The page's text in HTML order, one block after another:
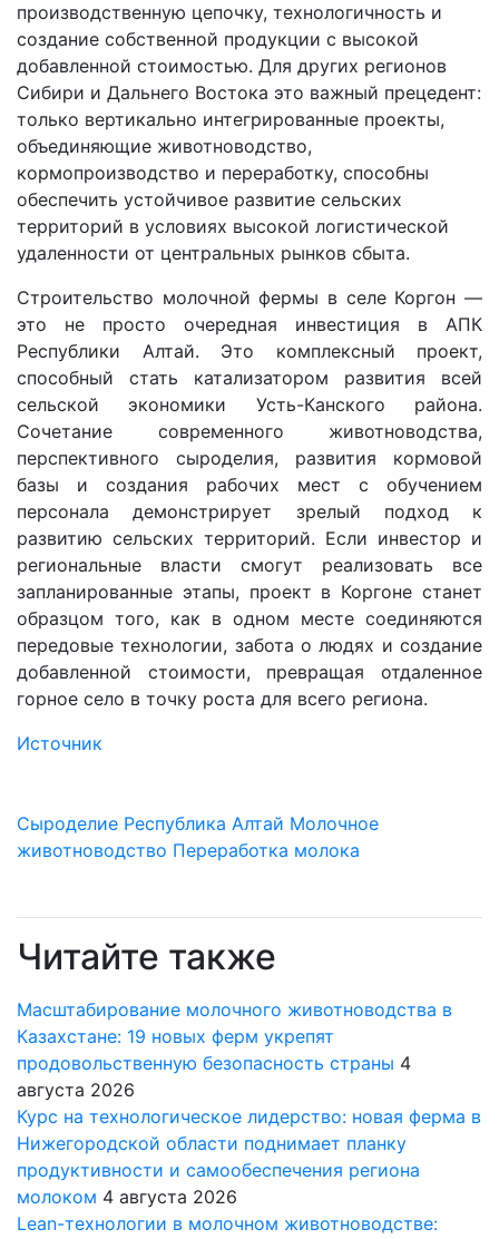
производственную цепочку, технологичность и
создание собственной продукции с высокой
добавленной стоимостью. Для других регионов
Сибири и Дальнего Востока это важный прецедент:
только вертикально интегрированные проекты,
объединяющие животноводство,
кормопроизводство и переработку, способны
обеспечить устойчивое развитие сельских
территорий в условиях высокой логистической
удаленности от центральных рынков сбыта.
Строительство молочной фермы в селе Коргон —
это не просто очередная инвестиция в АПК
Республики Алтай. Это комплексный проект,
способный стать катализатором развития всей
сельской экономики Усть-Канского района.
Сочетание современного животноводства,
перспективного сыроделия, развития кормовой
базы и создания рабочих мест с обучением
персонала демонстрирует зрелый подход к
развитию сельских территорий. Если инвестор и
региональные власти смогут реализовать все
запланированные этапы, проект в Коргоне станет
образцом того, как в одном месте соединяются
передовые технологии, забота о людях и создание
добавленной стоимости, превращая отдаленное
горное село в точку роста для всего региона.
Источник
Сыроделие Республика Алтай Молочное
животноводство Переработка молока
Читайте также
Масштабирование молочного животноводства в
Казахстане: 19 новых ферм укрепят
продовольственную безопасность страны 4
августа 2026
Курс на технологическое лидерство: новая ферма в
Нижегородской области поднимает планку
продуктивности и самообеспечения региона
молоком 4 августа 2026
Lean-технологии в молочном животноводстве: